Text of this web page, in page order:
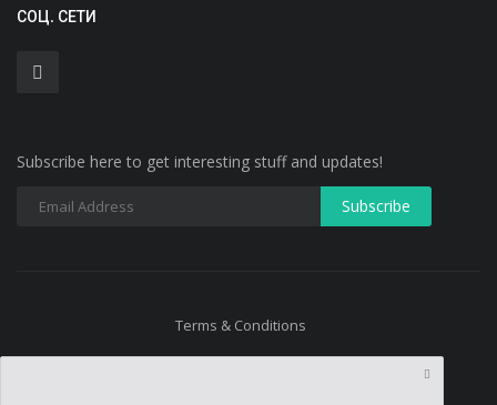
СОЦ. СЕТИ
Subscribe here to get interesting stuff and updates!
Terms & Conditions